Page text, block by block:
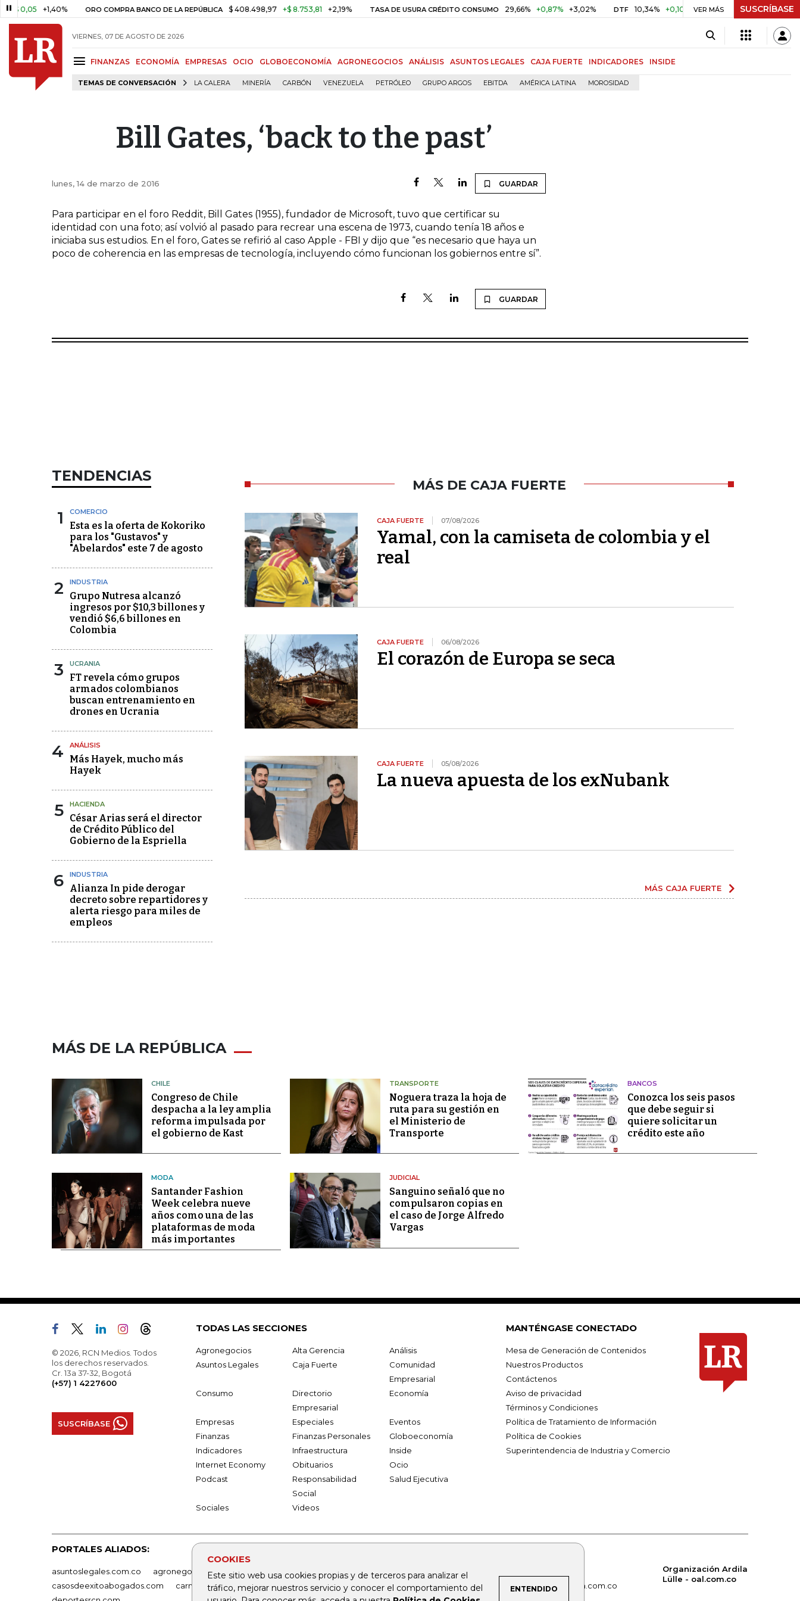
+1,40% ORO COMPRA BANCO DE LA REPÚBLICA $ 408.498,97 +$ 8.753,81 +2,19% TASA DE USURA CRÉDITO CONSUMO 29,66% +0,87% +3,02% DTF 10,34% +0,10% +0,98% UVR $ 416,86 +$
VER MÁS SUSCRÍBASE
VIERNES, 07 DE AGOSTO DE 2026
FINANZAS ECONOMÍA EMPRESAS OCIO GLOBOECONOMÍA AGRONEGOCIOS ANÁLISIS ASUNTOS LEGALES CAJA FUERTE INDICADORES INSIDE
TEMAS DE CONVERSACIÓN LA CALERA MINERÍA CARBÓN VENEZUELA PETRÓLEO GRUPO ARGOS EBITDA AMÉRICA LATINA MOROSIDAD
COOKIES
Este sitio web usa cookies propias y de terceros para analizar el
tráfico, mejorar nuestros servicio y conocer el comportamiento del
ENTENDIDO
Bill Gates, ‘back to the past’
lunes, 14 de marzo de 2016 GUARDAR
Para participar en el foro Reddit, Bill Gates (1955), fundador de Microsoft, tuvo que certificar su
identidad con una foto; así volvió al pasado para recrear una escena de 1973, cuando tenía 18 años e
iniciaba sus estudios. En el foro, Gates se refirió al caso Apple - FBI y dijo que “es necesario que haya un
poco de coherencia en las empresas de tecnología, incluyendo cómo funcionan los gobiernos entre sí”.
GUARDAR
TENDENCIAS
1 COMERCIO
Esta es la oferta de Kokoriko
para los "Gustavos" y
"Abelardos" este 7 de agosto
2 INDUSTRIA
Grupo Nutresa alcanzó
ingresos por $10,3 billones y
vendió $6,6 billones en
Colombia
3 UCRANIA
FT revela cómo grupos
armados colombianos
buscan entrenamiento en
drones en Ucrania
4 ANÁLISIS
Más Hayek, mucho más
Hayek
5 HACIENDA
César Arias será el director
de Crédito Público del
Gobierno de la Espriella
6 INDUSTRIA
Alianza In pide derogar
decreto sobre repartidores y
alerta riesgo para miles de
empleos
MÁS DE CAJA FUERTE
CAJA FUERTE 07/08/2026
Yamal, con la camiseta de colombia y el
real
CAJA FUERTE 06/08/2026
El corazón de Europa se seca
CAJA FUERTE 05/08/2026
La nueva apuesta de los exNubank
MÁS CAJA FUERTE
MÁS DE LA REPÚBLICA
CHILE
Congreso de Chile
despacha a la ley amplia
reforma impulsada por
el gobierno de Kast
TRANSPORTE
Noguera traza la hoja de
ruta para su gestión en
el Ministerio de
Transporte
BANCOS
Conozca los seis pasos
que debe seguir si
quiere solicitar un
crédito este año
MODA
Santander Fashion
Week celebra nueve
años como una de las
plataformas de moda
más importantes
JUDICIAL
Sanguino señaló que no
compulsaron copias en
el caso de Jorge Alfredo
Vargas
© 2026, RCN Medios. Todos
los derechos reservados.
Cr. 13a 37-32, Bogotá
(+57) 1 4227600
SUSCRÍBASE
TODAS LAS SECCIONES
Agronegocios Alta Gerencia
Análisis
Asuntos Legales
Caja Fuerte
Comunidad
Empresarial
Consumo
Directorio
Empresarial
Economía
Empresas Especiales
Eventos
Finanzas
Finanzas Personales
Globoeconomía
Indicadores
Infraestructura
Inside
Internet Economy
Obituarios
Ocio
Podcast
Responsabilidad
Social
Salud Ejecutiva
Sociales Videos
MANTÉNGASE CONECTADO
Mesa de Generación de Contenidos
Nuestros Productos
Contáctenos
Aviso de privacidad
Términos y Condiciones
Política de Tratamiento de Información
Política de Cookies
Superintendencia de Industria y Comercio
PORTALES ALIADOS:
asuntoslegales.com.co agronegocios.co empresas.larepublica.co firmasdeabogados.com
bolsaencolombia.com
casosdeexitoabogados.com
carnavalindustriacultural.com canalrcn.com rcnradio.com noticiasrcn.com lafm.com.co
alerta.com.co
Organización Ardila
Lülle - oal.com.co